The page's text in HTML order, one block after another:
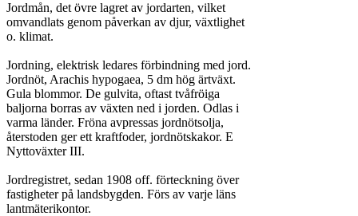
Jordmån, det övre lagret av jordarten, vilket
omvandlats genom påverkan av djur, växtlighet
o. klimat.
Jordning, elektrisk ledares förbindning med jord.
Jordnöt, Arachis hypogaea, 5 dm hög ärtväxt.
Gula blommor. De gulvita, oftast tvåfröiga
baljorna borras av växten ned i jorden. Odlas i
varma länder. Fröna avpressas jordnötsolja,
återstoden ger ett kraftfoder, jordnötskakor. E
Nyttoväxter III.
Jordregistret, sedan 1908 off. förteckning över
fastigheter på landsbygden. Förs av varje läns
lantmäterikontor.